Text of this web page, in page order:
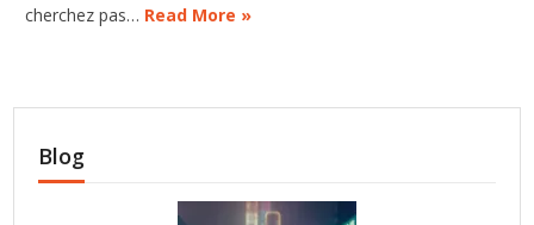
cherchez pas… Read More »
Blog